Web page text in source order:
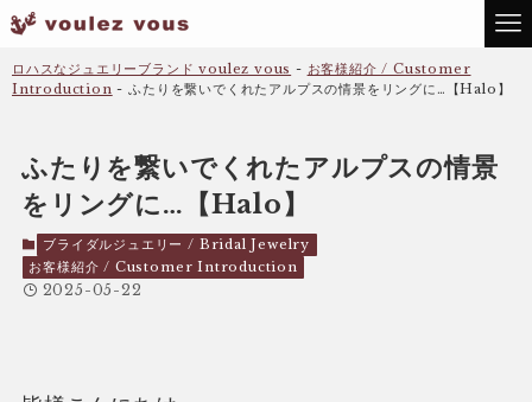
ロハスなジュエリーブランド voulez vous - お客様紹介 / Customer
Introduction -ふたりを繋いでくれたアルプスの情景をリングに…【Halo】
ふたりを繋いでくれたアルプスの情景
をリングに…【Halo】
ブライダルジュエリー / Bridal Jewelry
お客様紹介 / Customer Introduction
2025-05-22